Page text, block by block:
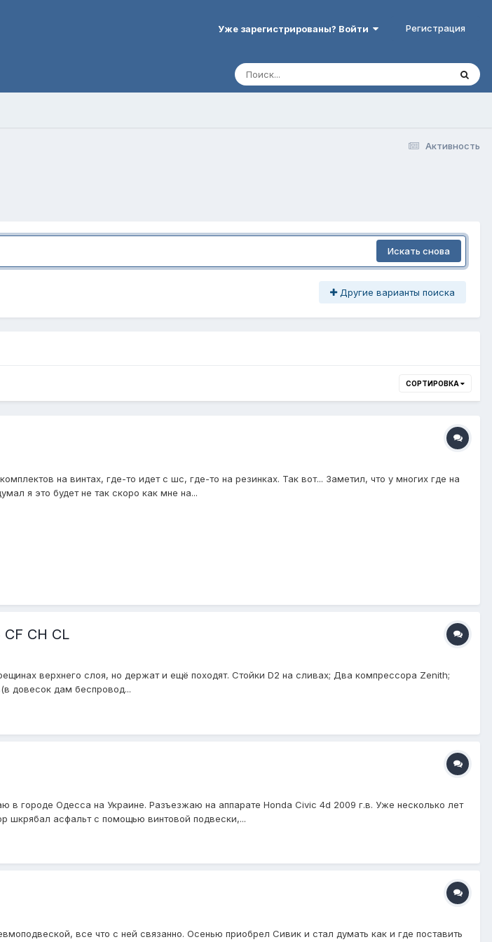
Уже зарегистрированы? Войти Регистрация
Активность
Искать снова
Другие варианты поиска
СОРТИРОВКА
на винтах, где-то идет с шс, где-то на резинках. Так вот... Заметил, что у многих где на
я это будет не так скоро как мне на...
CH CL
верхнего слоя, но держат и ещё походят. Стойки D2 на сливах; Два компрессора Zenith;
довесок дам беспровод...
в городе Одесса на Украине. Разъезжаю на аппарате Honda Civic 4d 2009 г.в. Уже несколько лет
шкрябал асфальт с помощью винтовой подвески,...
все что с ней связанно. Осенью приобрел Сивик и стал думать как и где поставить